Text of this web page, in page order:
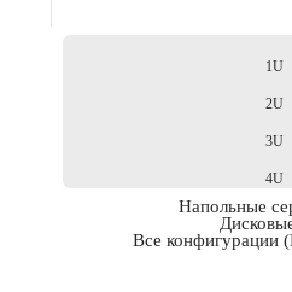
1U
2U
3U
4U
Напольные
Все конфигурации